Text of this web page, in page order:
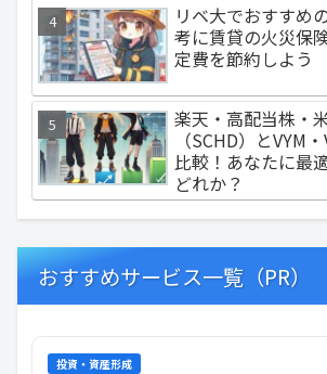
リベ大でおすすめ
考に賃貸の火災保
定費を節約しよう
楽天・高配当株・
（SCHD）とVYM
比較！あなたに最
どれか？
おすすめサービス一覧（PR）
投資・資産形成